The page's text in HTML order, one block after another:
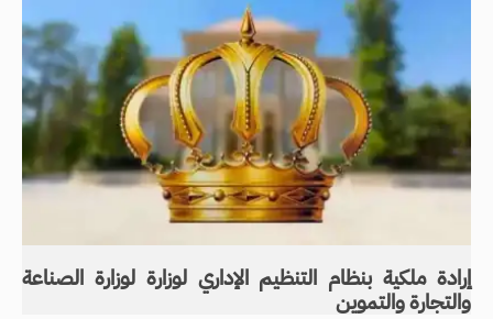
إرادة ملكية بنظام التنظيم الإداري لوزارة لوزارة الصناعة
والتجارة والتموين